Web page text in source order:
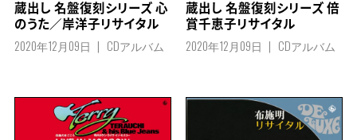
蔵出し 名盤復刻シリーズ 心
のうた／岸洋子リサイタル
2020年12月09日 CDアルバム
蔵出し 名盤復刻シリーズ 倍
賞千恵子リサイタル
2020年12月09日 CDアルバム